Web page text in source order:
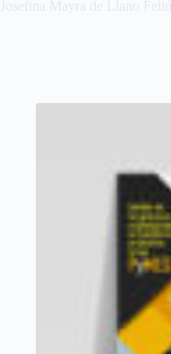
Josefina Mayra de Llano Feliú